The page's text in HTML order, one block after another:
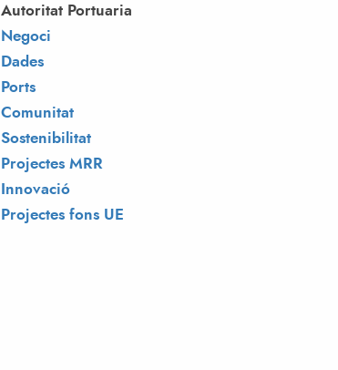
Autoritat Portuaria
Negoci
Dades
Ports
Comunitat
Sostenibilitat
Projectes MRR
Innovació
Projectes fons UE